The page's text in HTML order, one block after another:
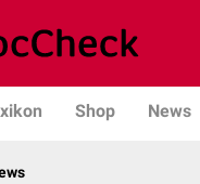
Shop News